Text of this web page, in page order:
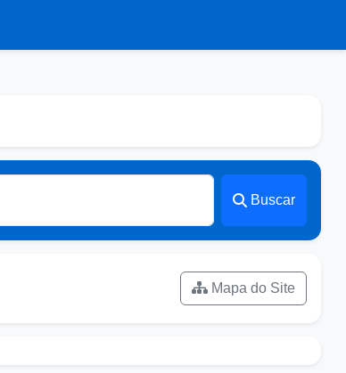
Buscar
Mapa do Site